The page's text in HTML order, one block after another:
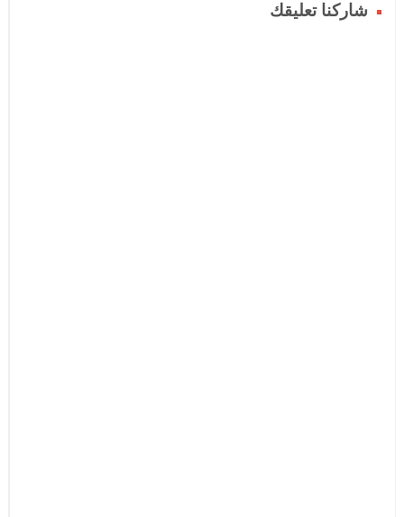
شاركنا تعليقك